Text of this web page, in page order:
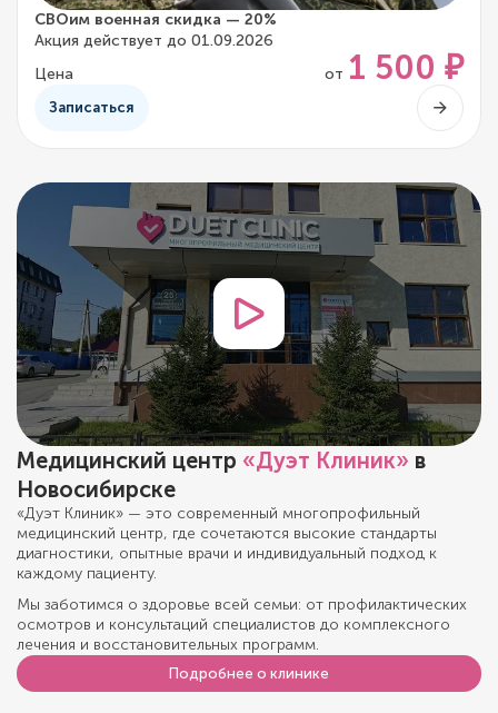
СВОим военная скидка — 20%
Акция действует до 01.09.2026
Цена
от 1 500 ₽
Записаться
Медицинский центр «Дуэт Клиник» в
Новосибирске
«Дуэт Клиник» — это современный многопрофильный
медицинский центр, где сочетаются высокие стандарты
диагностики, опытные врачи и индивидуальный подход к
каждому пациенту.
Мы заботимся о здоровье всей семьи: от профилактических
осмотров и консультаций специалистов до комплексного
лечения и восстановительных программ.
Подробнее о клинике